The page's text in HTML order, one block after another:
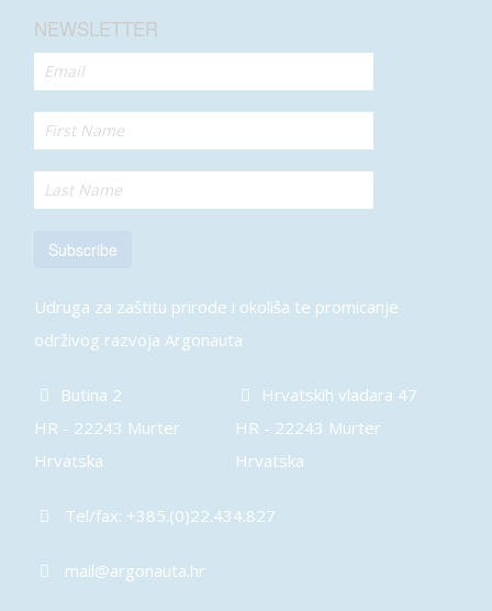
NEWSLETTER
Subscribe
Udruga za zaštitu prirode i okoliša te promicanje
održivog razvoja Argonauta
Butina 2
HR - 22243 Murter
Hrvatska
Hrvatskih vladara 47
HR - 22243 Murter
Hrvatska
Tel/fax: +385.(0)22.434.827
mail@argonauta.hr